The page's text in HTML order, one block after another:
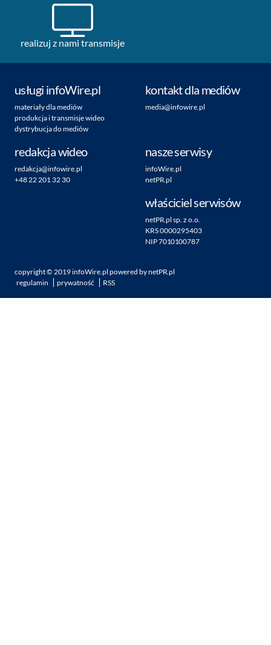
realizuj z nami transmisje
usługi infoWire.pl
materiały dla mediów
produkcja i transmisje wideo
dystrybucja do mediów
kontakt dla mediów
media@infowire.pl
redakcja wideo
redakcja@infowire.pl
+48 22 201 32 30
nasze serwisy
infoWire.pl
netPR.pl
właściciel serwisów
netPR.pl sp. z o.o.
KRS 0000295403
NIP 7010100787
copyright ©2019infoWire.pl powered bynetPR.pl
regulamin
prywatność RSS